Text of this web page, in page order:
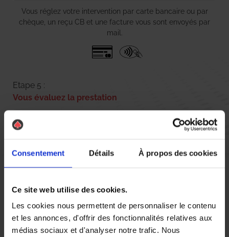
Consentement Détails À propos des cookies
Ce site web utilise des cookies.
Les cookies nous permettent de personnaliser le contenu
et les annonces, d'offrir des fonctionnalités relatives aux
médias sociaux et d'analyser notre trafic. Nous
Vous réglez votre intervention par carte bancaire ou par
chèque, un reçu CB et une facture vous sont envoyés par
mail.
Etape 5 :
Vous évaluez la prestation
Vous recevez une demande d’évaluation de votre expérience